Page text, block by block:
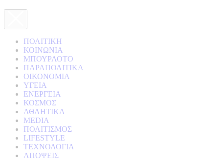
ΠΟΛΙΤΙΚΗ
ΚΟΙΝΩΝΙΑ
ΜΠΟΥΡΛΟΤΟ
ΠΑΡΑΠΟΛΙΤΙΚΑ
ΟΙΚΟΝΟΜΙΑ
ΥΓΕΙΑ
ΕΝΕΡΓΕΙΑ
ΚΟΣΜΟΣ
ΑΘΛΗΤΙΚΑ
MEDIA
ΠΟΛΙΤΙΣΜΟΣ
LIFESTYLE
ΤΕΧΝΟΛΟΓΙΑ
ΑΠΟΨΕΙΣ